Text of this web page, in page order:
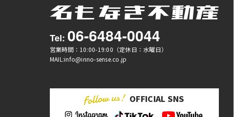
Tel: 06-6484-0044
営業時間：10:00-19:00（定休日：水曜日）
MAIL:info@inno-sense.co.jp
OFFICIAL SNS